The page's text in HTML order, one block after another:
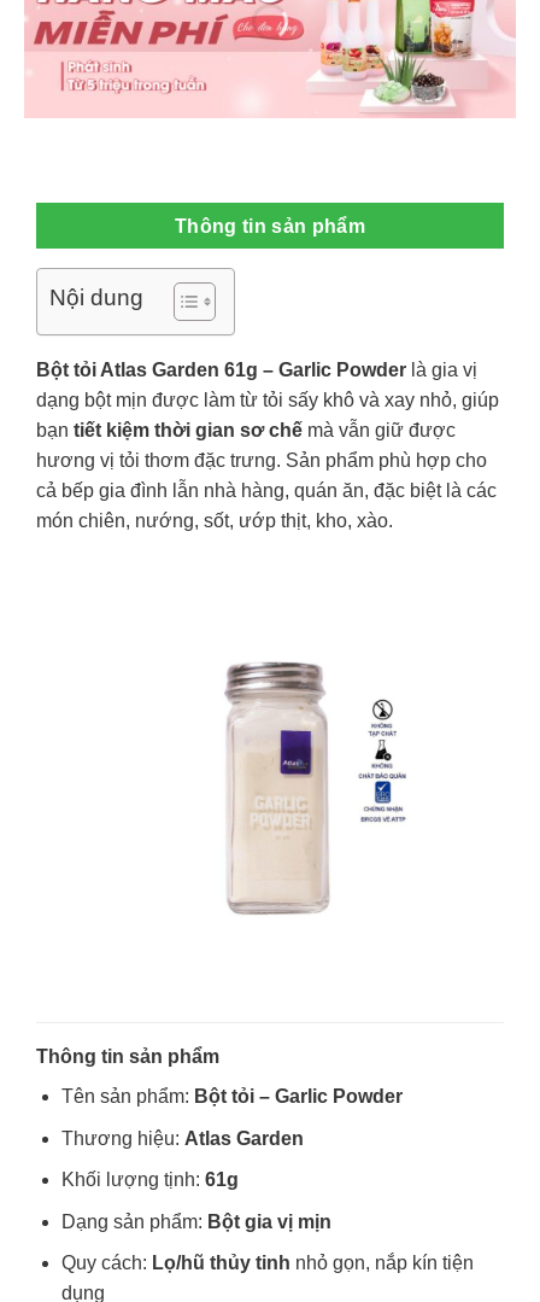
Thông tin sản phẩm
Nội dung
Bột tỏi Atlas Garden 61g – Garlic Powderlà gia vị
dạng bột mịn được làm từ tỏi sấy khô và xay nhỏ, giúp
bạn tiết kiệm thời gian sơ chếmà vẫn giữ được
hương vị tỏi thơm đặc trưng. Sản phẩm phù hợp cho
cả bếp gia đình lẫn nhà hàng, quán ăn, đặc biệt là các
món chiên, nướng, sốt, ướp thịt, kho, xào.
Thông tin sản phẩm
Tên sản phẩm: Bột tỏi – Garlic Powder
Thương hiệu: Atlas Garden
Khối lượng tịnh: 61g
Dạng sản phẩm: Bột gia vị mịn
Quy cách: Lọ/hũ thủy tinh nhỏ gọn, nắp kín tiện
dụng